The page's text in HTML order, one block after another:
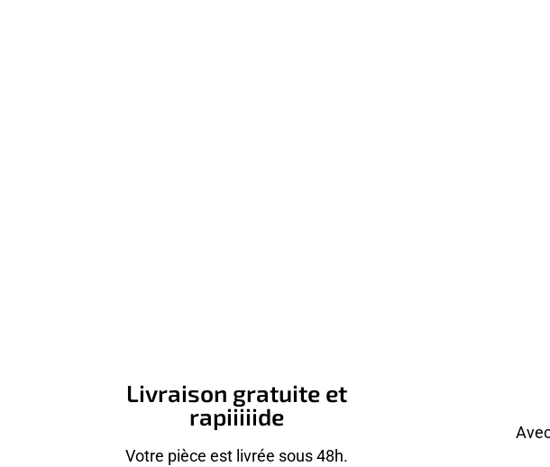
Livraison gratuite et
rapiiiiide
Votre pièce est livrée sous 48h.